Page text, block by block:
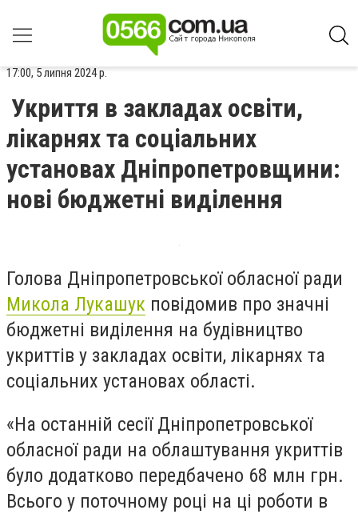
17:00, 5 липня 2024 р.
Укриття в закладах освіти,
лікарнях та соціальних
установах Дніпропетровщини:
нові бюджетні виділення
Голова Дніпропетровської обласної ради
Микола Лукашук повідомив про значні
бюджетні виділення на будівництво
укриттів у закладах освіти, лікарнях та
соціальних установах області.
«На останній сесії Дніпропетровської
обласної ради на облаштування укриттів
було додатково передбачено 68 млн грн.
Всього у поточному році на ці роботи в